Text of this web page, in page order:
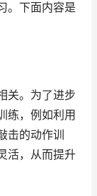
。下面内容是
关。为了进步
练，例如利用
击的动作训
活，从而提升